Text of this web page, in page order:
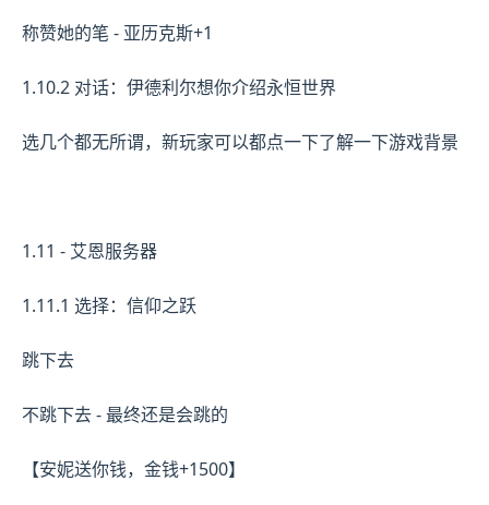
称赞她的笔 - 亚历克斯+1
1.10.2 对话：伊德利尔想你介绍永恒世界
选几个都无所谓，新玩家可以都点一下了解一下游戏背景
1.11 - 艾恩服务器
1.11.1 选择：信仰之跃
跳下去
不跳下去 - 最终还是会跳的
【安妮送你钱，金钱+1500】